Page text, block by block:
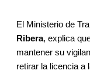
El Ministerio de
Ribera, explica
mantener su
retirar la licencia a